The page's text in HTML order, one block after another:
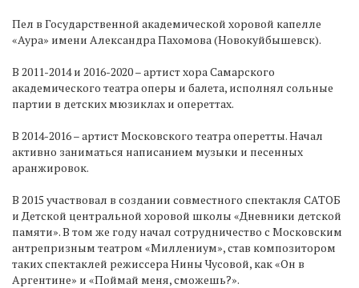
Пел в Государственной академической хоровой капелле
«Аура» имени Александра Пахомова (Новокуйбышевск).
В 2011-2014 и 2016-2020 – артист хора Самарского
академического театра оперы и балета, исполнял сольные
партии в детских мюзиклах и опереттах.
В 2014-2016 – артист Московского театра оперетты. Начал
активно заниматься написанием музыки и песенных
аранжировок.
В 2015 участвовал в создании совместного спектакля САТОБ
и Детской центральной хоровой школы «Дневники детской
памяти». В том же году начал сотрудничество с Московским
антрепризным театром «Миллениум», став композитором
таких спектаклей режиссера Нины Чусовой, как «Он в
Аргентине» и «Поймай меня, сможешь?».